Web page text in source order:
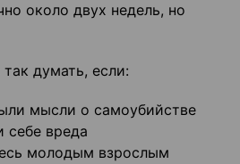
около двух недель, но
думать, если:
мысли о самоубийстве
себе вреда
молодым взрослым